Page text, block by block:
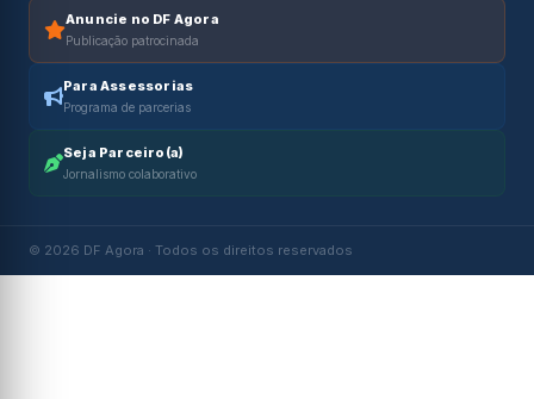
Anuncie no DF Agora
Publicação patrocinada
Para Assessorias
Programa de parcerias
Seja Parceiro(a)
Jornalismo colaborativo
© 2026 DF Agora · Todos os direitos reservados